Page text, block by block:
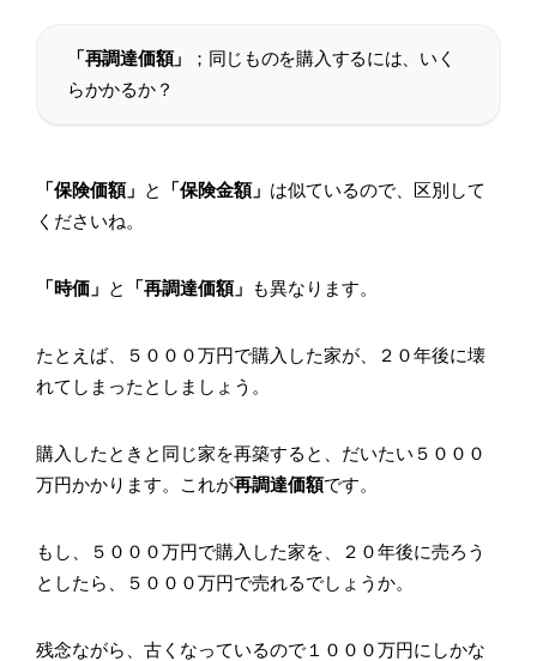
「再調達価額」
；同じものを購入するには、いく
らかかるか？
「保険価額」 と 「保険金額」 は似ているので、区別して
くださいね。
「時価」 と 「再調達価額」 も異なります。
たとえば、５０００万円で購入した家が、２０年後に壊
れてしまったとしましょう。
購入したときと同じ家を再築すると、だいたい５０００
万円かかります。これが再調達価額です。
もし、５０００万円で購入した家を、２０年後に売ろう
としたら、５０００万円で売れるでしょうか。
残念ながら、古くなっているので１０００万円にしかな